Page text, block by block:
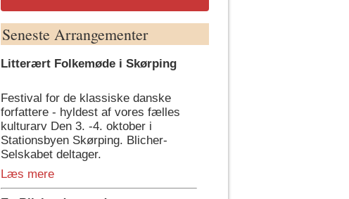
Seneste Arrangementer
Litterært Folkemøde i Skørping
Festival for de klassiske danske
forfattere - hyldest af vores fælles
kulturarv Den 3. -4. oktober i
Stationsbyen Skørping. Blicher-
Selskabet deltager.
Læs mere